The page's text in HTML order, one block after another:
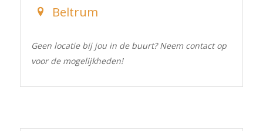
Beltrum
Geen locatie bij jou in de buurt? Neem contact op
voor de mogelijkheden!